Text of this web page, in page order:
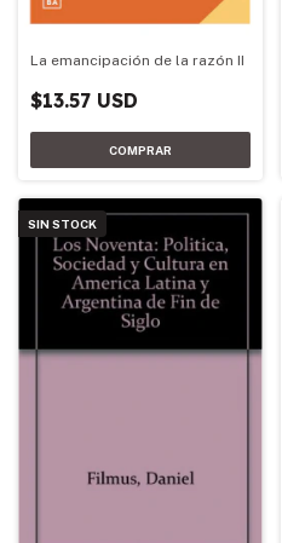
La emancipación de la razón II
$13.57 USD
SIN STOCK